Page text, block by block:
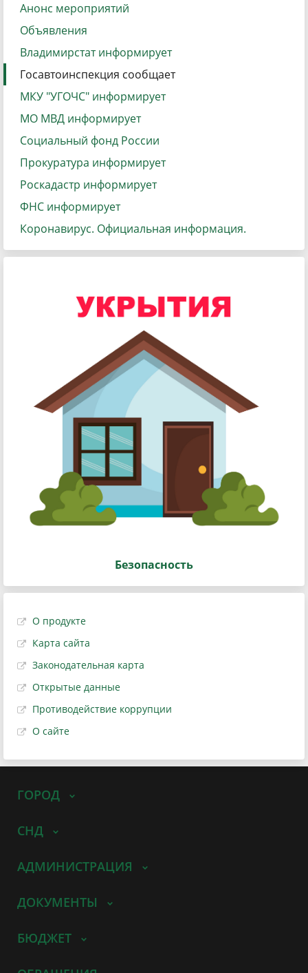
Анонс мероприятий
Объявления
Владимирстат информирует
Госавтоинспекция сообщает
МКУ "УГОЧС" информирует
МО МВД информирует
Социальный фонд России
Прокуратура информирует
Роскадастр информирует
ФНС информирует
Коронавирус. Официальная информация.
Безопасность
О продукте
Карта сайта
Законодательная карта
Открытые данные
Противодействие коррупции
О сайте
ГОРОД
СНД
АДМИНИСТРАЦИЯ
ДОКУМЕНТЫ
БЮДЖЕТ